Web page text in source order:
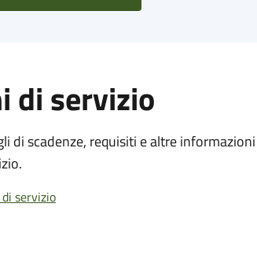
di servizio
di scadenze, requisiti e altre
servizio